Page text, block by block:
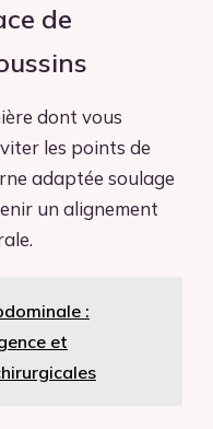
de
dont vous
les points de
adaptée soulage
un alignement
:
et